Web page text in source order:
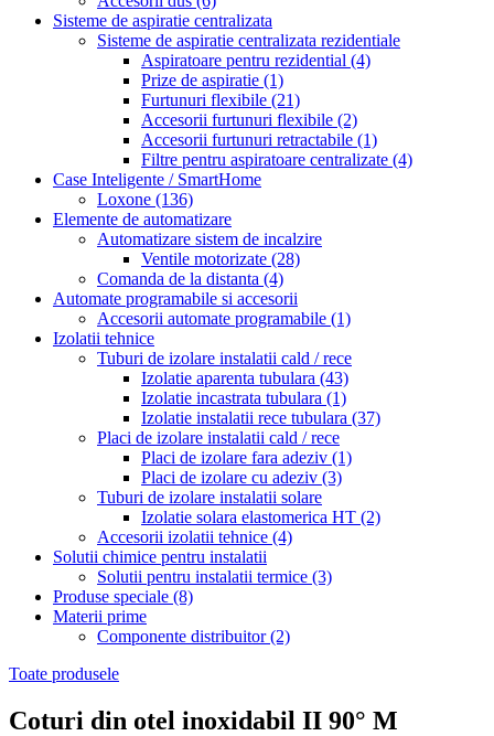
Sisteme de aspiratie centralizata
Sisteme de aspiratie centralizata rezidentiale
Aspiratoare pentru rezidential (4)
Prize de aspiratie (1)
Furtunuri flexibile (21)
Accesorii furtunuri flexibile (2)
Accesorii furtunuri retractabile (1)
Filtre pentru aspiratoare centralizate (4)
Case Inteligente / SmartHome
Loxone (136)
Elemente de automatizare
Automatizare sistem de incalzire
Ventile motorizate (28)
Comanda de la distanta (4)
Automate programabile si accesorii
Accesorii automate programabile (1)
Izolatii tehnice
Tuburi de izolare instalatii cald / rece
Izolatie aparenta tubulara (43)
Izolatie incastrata tubulara (1)
Izolatie instalatii rece tubulara (37)
Placi de izolare instalatii cald / rece
Placi de izolare fara adeziv (1)
Placi de izolare cu adeziv (3)
Tuburi de izolare instalatii solare
Izolatie solara elastomerica HT (2)
Accesorii izolatii tehnice (4)
Solutii chimice pentru instalatii
Solutii pentru instalatii termice (3)
Produse speciale (8)
Materii prime
Componente distribuitor(2)
Toate produsele
Coturi din otel inoxidabil II 90° M